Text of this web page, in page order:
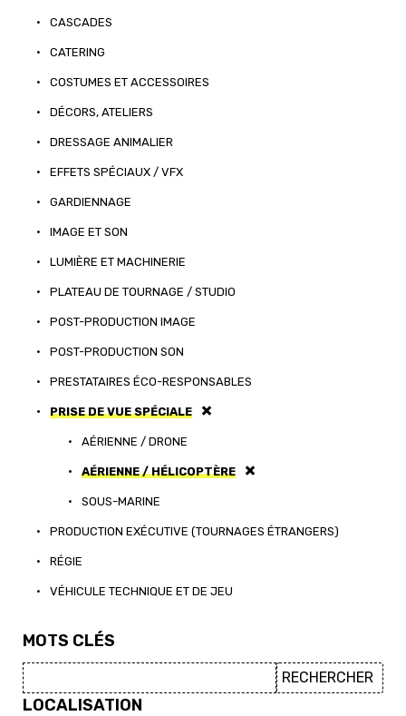
• CASCADES
• CATERING
• COSTUMES ET ACCESSOIRES
• DÉCORS, ATELIERS
• DRESSAGE ANIMALIER
• EFFETS SPÉCIAUX / VFX
• GARDIENNAGE
• IMAGE ET SON
• LUMIÈRE ET MACHINERIE
• PLATEAU DE TOURNAGE / STUDIO
• POST-PRODUCTION IMAGE
• POST-PRODUCTION SON
• PRESTATAIRES ÉCO-RESPONSABLES
• PRISE DE VUE SPÉCIALE
• AÉRIENNE / DRONE
• AÉRIENNE / HÉLICOPTÈRE
• SOUS-MARINE
• PRODUCTION EXÉCUTIVE (TOURNAGES ÉTRANGERS)
• RÉGIE
• VÉHICULE TECHNIQUE ET DE JEU
MOTS CLÉS
LOCALISATION